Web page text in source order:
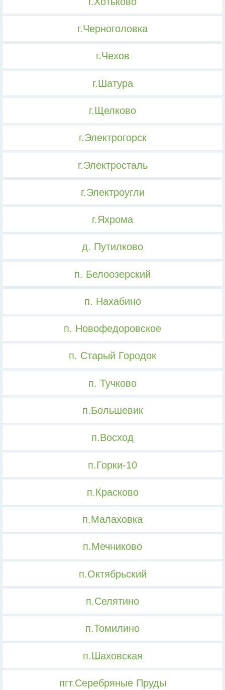
г.Черноголовка
г.Чехов
г.Шатура
г.Щелково
г.Электрогорск
г.Электросталь
г.Электроугли
г.Яхрома
д. Путилково
п. Белоозерский
п. Нахабино
п. Новофедоровское
п. Старый Городок
п. Тучково
п.Большевик
п.Восход
п.Горки-10
п.Красково
п.Малаховка
п.Мечниково
п.Октябрьский
п.Селятино
п.Томилино
п.Шаховская
пгт.Серебряные Пруды